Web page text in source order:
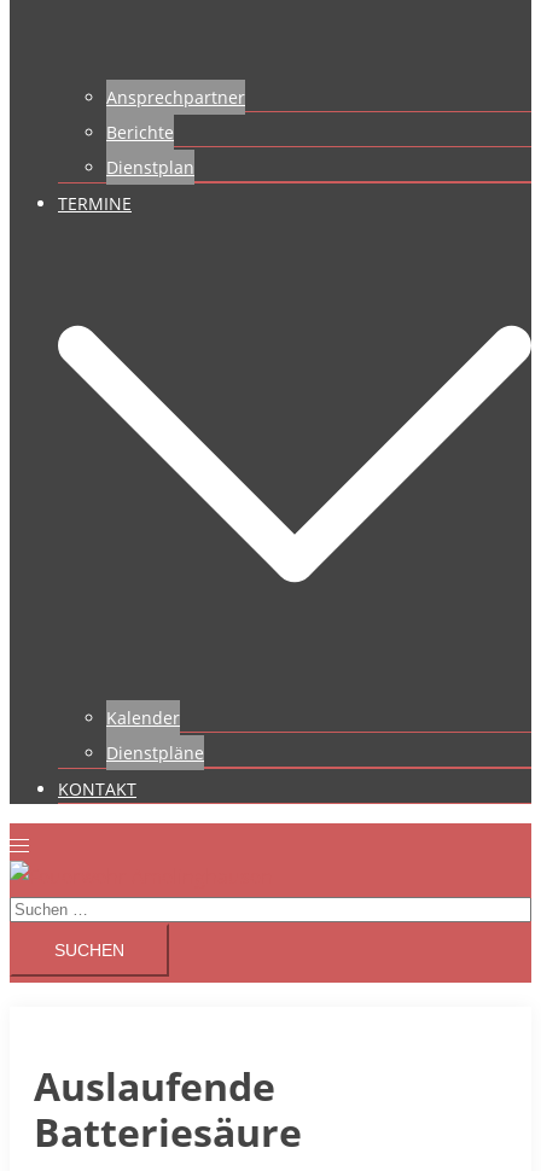
Ansprechpartner
Berichte
Dienstplan
TERMINE
Kalender
Dienstpläne
KONTAKT
Suchen
nach:
Auslaufende
Batteriesäure